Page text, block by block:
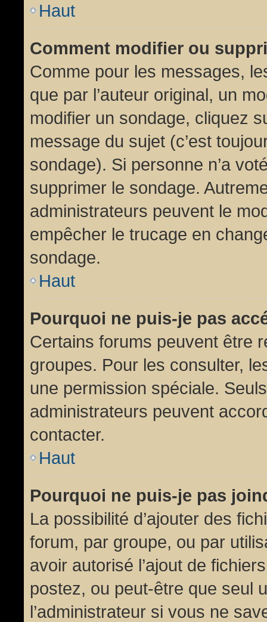
Haut
Comment modifier ou
Comme pour les messages,
que par l’auteur original, un
modifier un sondage, cliquez
message du sujet (c’est
sondage). Si personne n’a
supprimer le sondage.
administrateurs peuvent le
empêcher le trucage en
sondage.
Haut
Pourquoi ne puis-je pas
Certains forums peuvent être
groupes. Pour les consulter,
une permission spéciale.
administrateurs peuvent
contacter.
Haut
Pourquoi ne puis-je pas
La possibilité d’ajouter des
forum, par groupe, ou par
avoir autorisé l’ajout de
postez, ou peut-être que seul
l’administrateur si vous ne